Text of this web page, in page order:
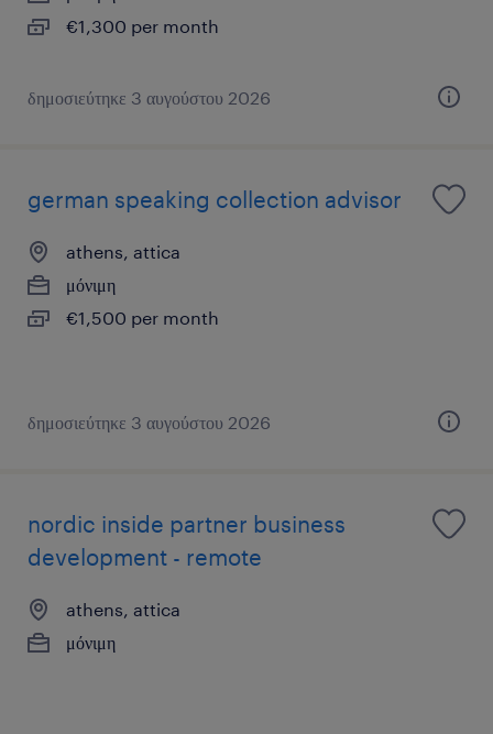
€1,300 per month
δημοσιεύτηκε 3 αυγούστου 2026
german speaking collection advisor
athens, attica
μόνιμη
€1,500 per month
δημοσιεύτηκε 3 αυγούστου 2026
nordic inside partner business
development - remote
athens, attica
μόνιμη